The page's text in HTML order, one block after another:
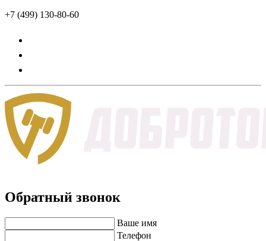
+7 (499) 130-80-60
Обратный звонок
Ваше имя
Телефон